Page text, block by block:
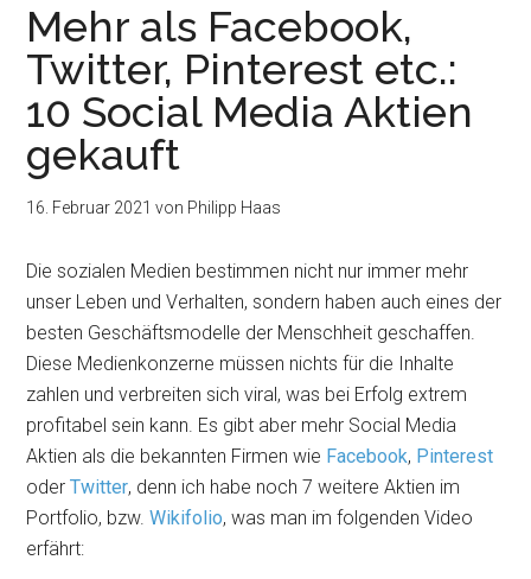
Mehr als Facebook,
Twitter, Pinterest etc.:
10 Social Media Aktien
gekauft
16. Februar 2021 von Philipp Haas
Die sozialen Medien bestimmen nicht nur immer mehr
unser Leben und Verhalten, sondern haben auch eines der
besten Geschäftsmodelle der Menschheit geschaffen.
Diese Medienkonzerne müssen nichts für die Inhalte
zahlen und verbreiten sich viral, was bei Erfolg extrem
profitabel sein kann. Es gibt aber mehr Social Media
Aktien als die bekannten Firmen wie Facebook, Pinterest
oderTwitter, denn ich habe noch 7 weitere Aktien im
Portfolio, bzw.Wikifolio, was man im folgenden Video
erfährt: